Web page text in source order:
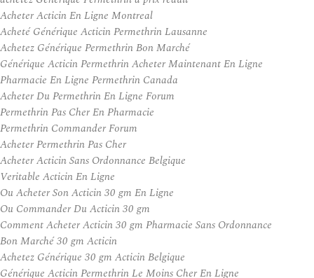
Acheter Acticin En Ligne Montreal
Acheté Générique Acticin Permethrin Lausanne
Achetez Générique Permethrin Bon Marché
Générique Acticin Permethrin Acheter Maintenant En Ligne
Pharmacie En Ligne Permethrin Canada
Acheter Du Permethrin En Ligne Forum
Permethrin Pas Cher En Pharmacie
Permethrin Commander Forum
Acheter Permethrin Pas Cher
Acheter Acticin Sans Ordonnance Belgique
Veritable Acticin En Ligne
Ou Acheter Son Acticin 30 gm En Ligne
Ou Commander Du Acticin 30 gm
Comment Acheter Acticin 30 gm Pharmacie Sans Ordonnance
Bon Marché 30 gm Acticin
Achetez Générique 30 gm Acticin Belgique
Générique Acticin Permethrin Le Moins Cher En Ligne